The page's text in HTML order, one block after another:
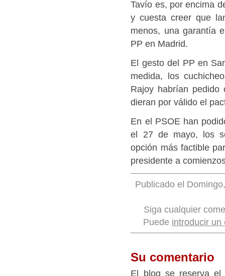
Tavío es, por encima
y cuesta creer que
menos, una garantía
PP en Madrid.
El gesto del PP en
medida, los
Rajoy habrían pedido
dieran por válido el
En el PSOE han
el 27 de mayo, los
opción más factible
presidente a
Publicado el
Siga cualquier
Puede introducir un
Su comentario
El blog se reserva el